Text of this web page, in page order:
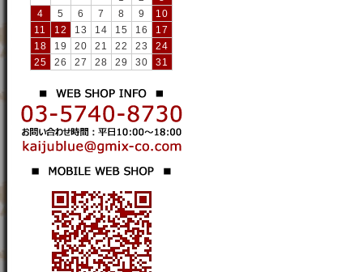
4
5 6 7 8 9
10
11
12 13 14 15 16
17
18
19 20 21 22 23
24
25
26 27 28 29 30 31